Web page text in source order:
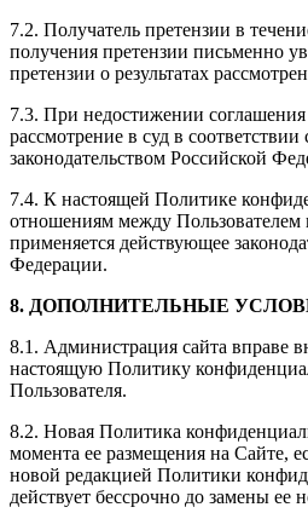
7.2. Получатель претензии в
получения претензии письменно
претензии о результатах
7.3. При недостижении соглашения
рассмотрение в суд в
законодательством Российской
7.4. К настоящей Политике
отношениям между Пользователем
применяется действующее
Федерации.
8. ДОПОЛНИТЕЛЬНЫЕ
8.1. Администрация сайта вправе
настоящую Политику
Пользователя.
8.2. Новая Политика
момента ее размещения на Сайте,
новой редакцией Политики
действует бессрочно до замены ее